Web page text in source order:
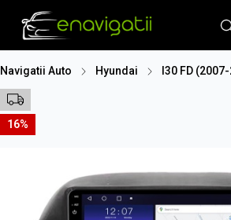
Navigatii Auto Hyundai I30 FD
16%